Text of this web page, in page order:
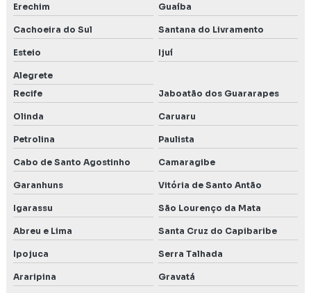
Erechim Guaíba
Cachoeira do Sul Santana do Livramento
Esteio Ijuí
Alegrete
Recife
Jaboatão dos Guararapes
Olinda Caruaru
Petrolina Paulista
Cabo de Santo Agostinho Camaragibe
Garanhuns Vitória de Santo Antão
Igarassu São Lourenço da Mata
Abreu e Lima Santa Cruz do Capibaribe
Ipojuca Serra Talhada
Araripina Gravatá